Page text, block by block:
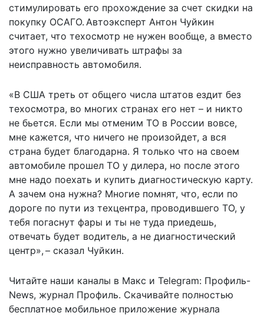
стимулировать его прохождение за счет скидки на
покупку ОСАГО. Автоэксперт Антон Чуйкин
считает, что техосмотр не нужен вообще, а вместо
этого нужно увеличивать штрафы за
неисправность автомобиля.
«В США треть от общего числа штатов ездит без
техосмотра, во многих странах его нет – и никто
не бьется. Если мы отменим ТО в России вовсе,
мне кажется, что ничего не произойдет, а вся
страна будет благодарна. Я только что на своем
автомобиле прошел ТО у дилера, но после этого
мне надо поехать и купить диагностическую карту.
А зачем она нужна? Многие помнят, что, если по
дороге по пути из техцентра, проводившего ТО, у
тебя погаснут фары и ты не туда приедешь,
отвечать будет водитель, а не диагностический
центр», – сказал Чуйкин.
Читайте наши каналы в Макс и Telegram: Профиль-
News, журнал Профиль. Скачивайте полностью
бесплатное мобильное приложение журнала